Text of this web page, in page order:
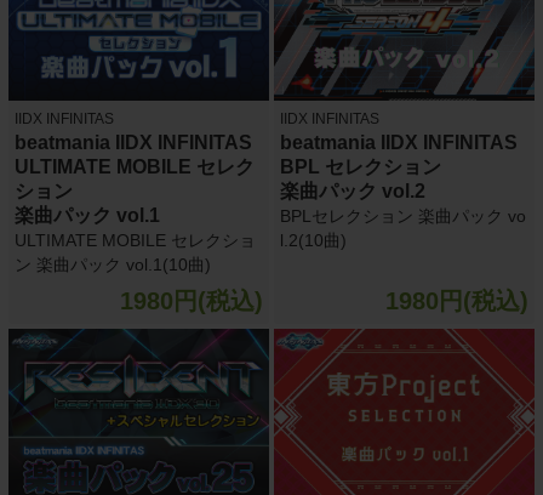
IIDX INFINITAS
beatmania IIDX INFINITAS
ULTIMATE MOBILE セレク
ション
楽曲パック vol.1
ULTIMATE MOBILE セレクショ
ン 楽曲パック vol.1(10曲)
1980円(税込)
IIDX INFINITAS
beatmania IIDX INFINITAS
BPL セレクション
楽曲パック vol.2
BPLセレクション 楽曲パック vo
l.2(10曲)
1980円(税込)